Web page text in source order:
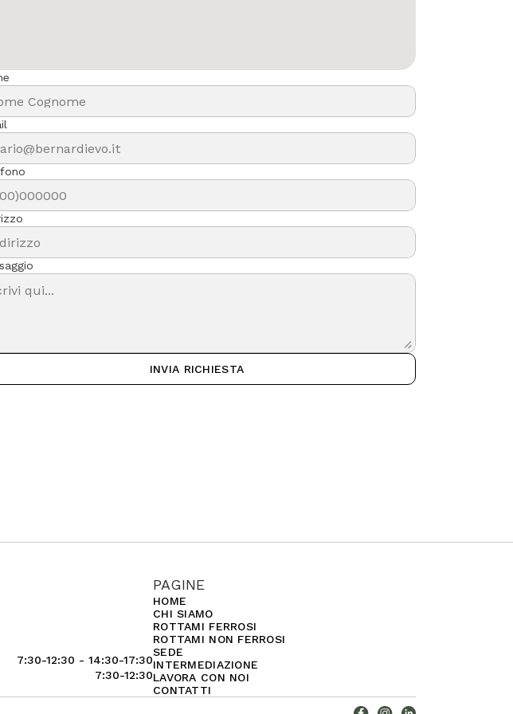
INVIA RICHIESTA
7:30-12:30 - 14:30-17:30
7:30-12:30
PAGINE
HOME
CHI SIAMO
ROTTAMI FERROSI
ROTTAMI NON FERROSI
SEDE
INTERMEDIAZIONE
LAVORA CON NOI
CONTATTI